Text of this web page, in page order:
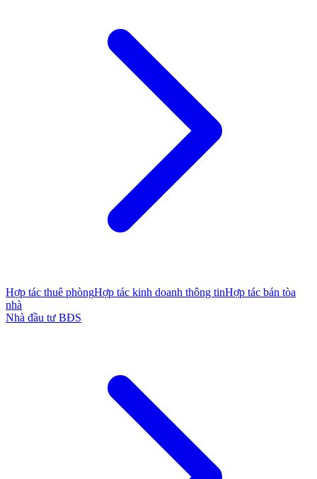
Hợp tác thuê phòngHợp tác kinh doanh thông tinHợp tác bán tòa
nhà
Nhà đầu tư BĐS